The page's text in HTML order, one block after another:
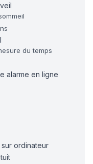
du temps
alarme en ligne
ordinateur